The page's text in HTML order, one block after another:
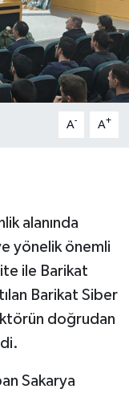
A- A+
alanında
yönelik önemli
ile Barikat
Barikat Siber
doğrudan
Sakarya